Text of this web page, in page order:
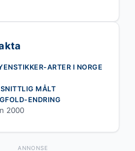
ARTER I NORGE
MÅLT
ENDRING
2000
ANNONSE